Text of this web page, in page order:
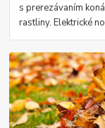
s prerezávaním
rastliny. Elektrické